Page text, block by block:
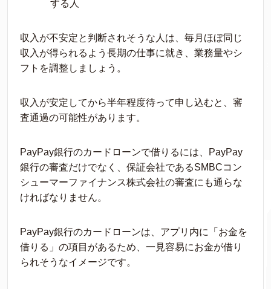
する人
収入が不安定と判断されそうな人は、毎月ほぼ同じ
収入が得られるよう長期の仕事に就き、業務量やシ
フトを調整しましょう。
収入が安定してから半年程度待って申し込むと、審
査通過の可能性があります。
PayPay銀行のカードローンで借りるには、PayPay
銀行の審査だけでなく、保証会社であるSMBCコン
シューマーファイナンス株式会社の審査にも通らな
ければなりません。
PayPay銀行のカードローンは、アプリ内に「お金を
借りる」の項目があるため、一見容易にお金が借り
られそうなイメージです。